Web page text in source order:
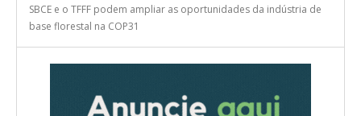
SBCE e o TFFF podem ampliar as oportunidades da indústria de
base florestal na COP31